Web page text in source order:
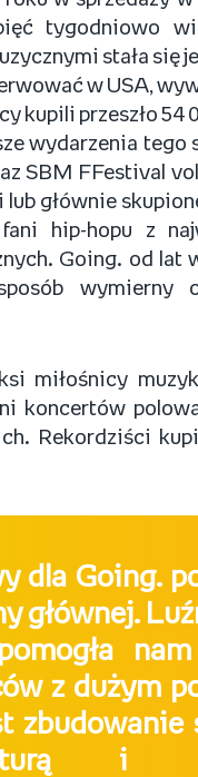
tygodniowo
stała się
w USA,
kupili przeszło 54
wydarzenia tego
SBM FFestival
lub głównie
hip-hopu z
Going. od lat
wymierny
miłośnicy
koncertów
Rekordziści
dla Going.
głównej.
z dużym
zbudowanie
i